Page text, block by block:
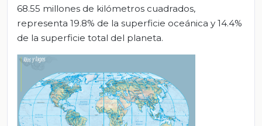
68.55 millones de kilómetros cuadrados,
representa 19.8% de la superficie oceánica y 14.4%
de la superficie total del planeta.